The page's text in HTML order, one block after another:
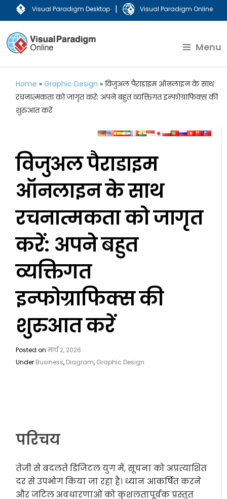
Visual Paradigm Desktop | Visual Paradigm Online
Menu
Home »Graphic Design »विजुअल पैराडाइम ऑनलाइन के साथ
रचनात्मकता को जागृत करें: अपने बहुत व्यक्तिगत इन्फोग्राफिक्स की
शुरुआत करें
विजुअल पैराडाइम
ऑनलाइन के साथ
रचनात्मकता को जागृत
करें: अपने बहुत
व्यक्तिगत
इन्फोग्राफिक्स की
शुरुआत करें
Posted onमार्च 2, 2026
Under Business, Diagram, Graphic Design
परिचय
तेजी से बदलते डिजिटल युग में, सूचना को अप्रत्याशित
दर से उपभोग किया जा रहा है। ध्यान आकर्षित करने
और जटिल अवधारणाओं को कुशलतापूर्वक प्रस्तुत